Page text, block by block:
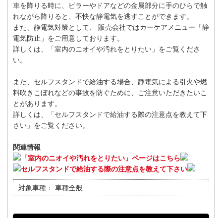
車を降りる時に、ピラーやドアなどの金属部分に手のひらで触
れながら降りると、不快な静電気を逃すことができます。
また、静電気対策として、 販売会社ではカーケアメニュー「静
電気防止」をご用意しております。
詳しくは、「室内のニオイや汚れをとりたい」をご覧くださ
い。
また、セルフスタンドで給油する場合、静電気による引火や燃
料吹きこぼれなどの事故を防ぐために、ご注意いただきたいこ
とがあります。
詳しくは、「セルフスタンドで給油する際の注意点を教えて下
さい」をご覧ください。
関連情報
「室内のニオイや汚れをとりたい」ページはこちら
セルフスタンドで給油する際の注意点を教えて下さい
対象車種： 車種全般